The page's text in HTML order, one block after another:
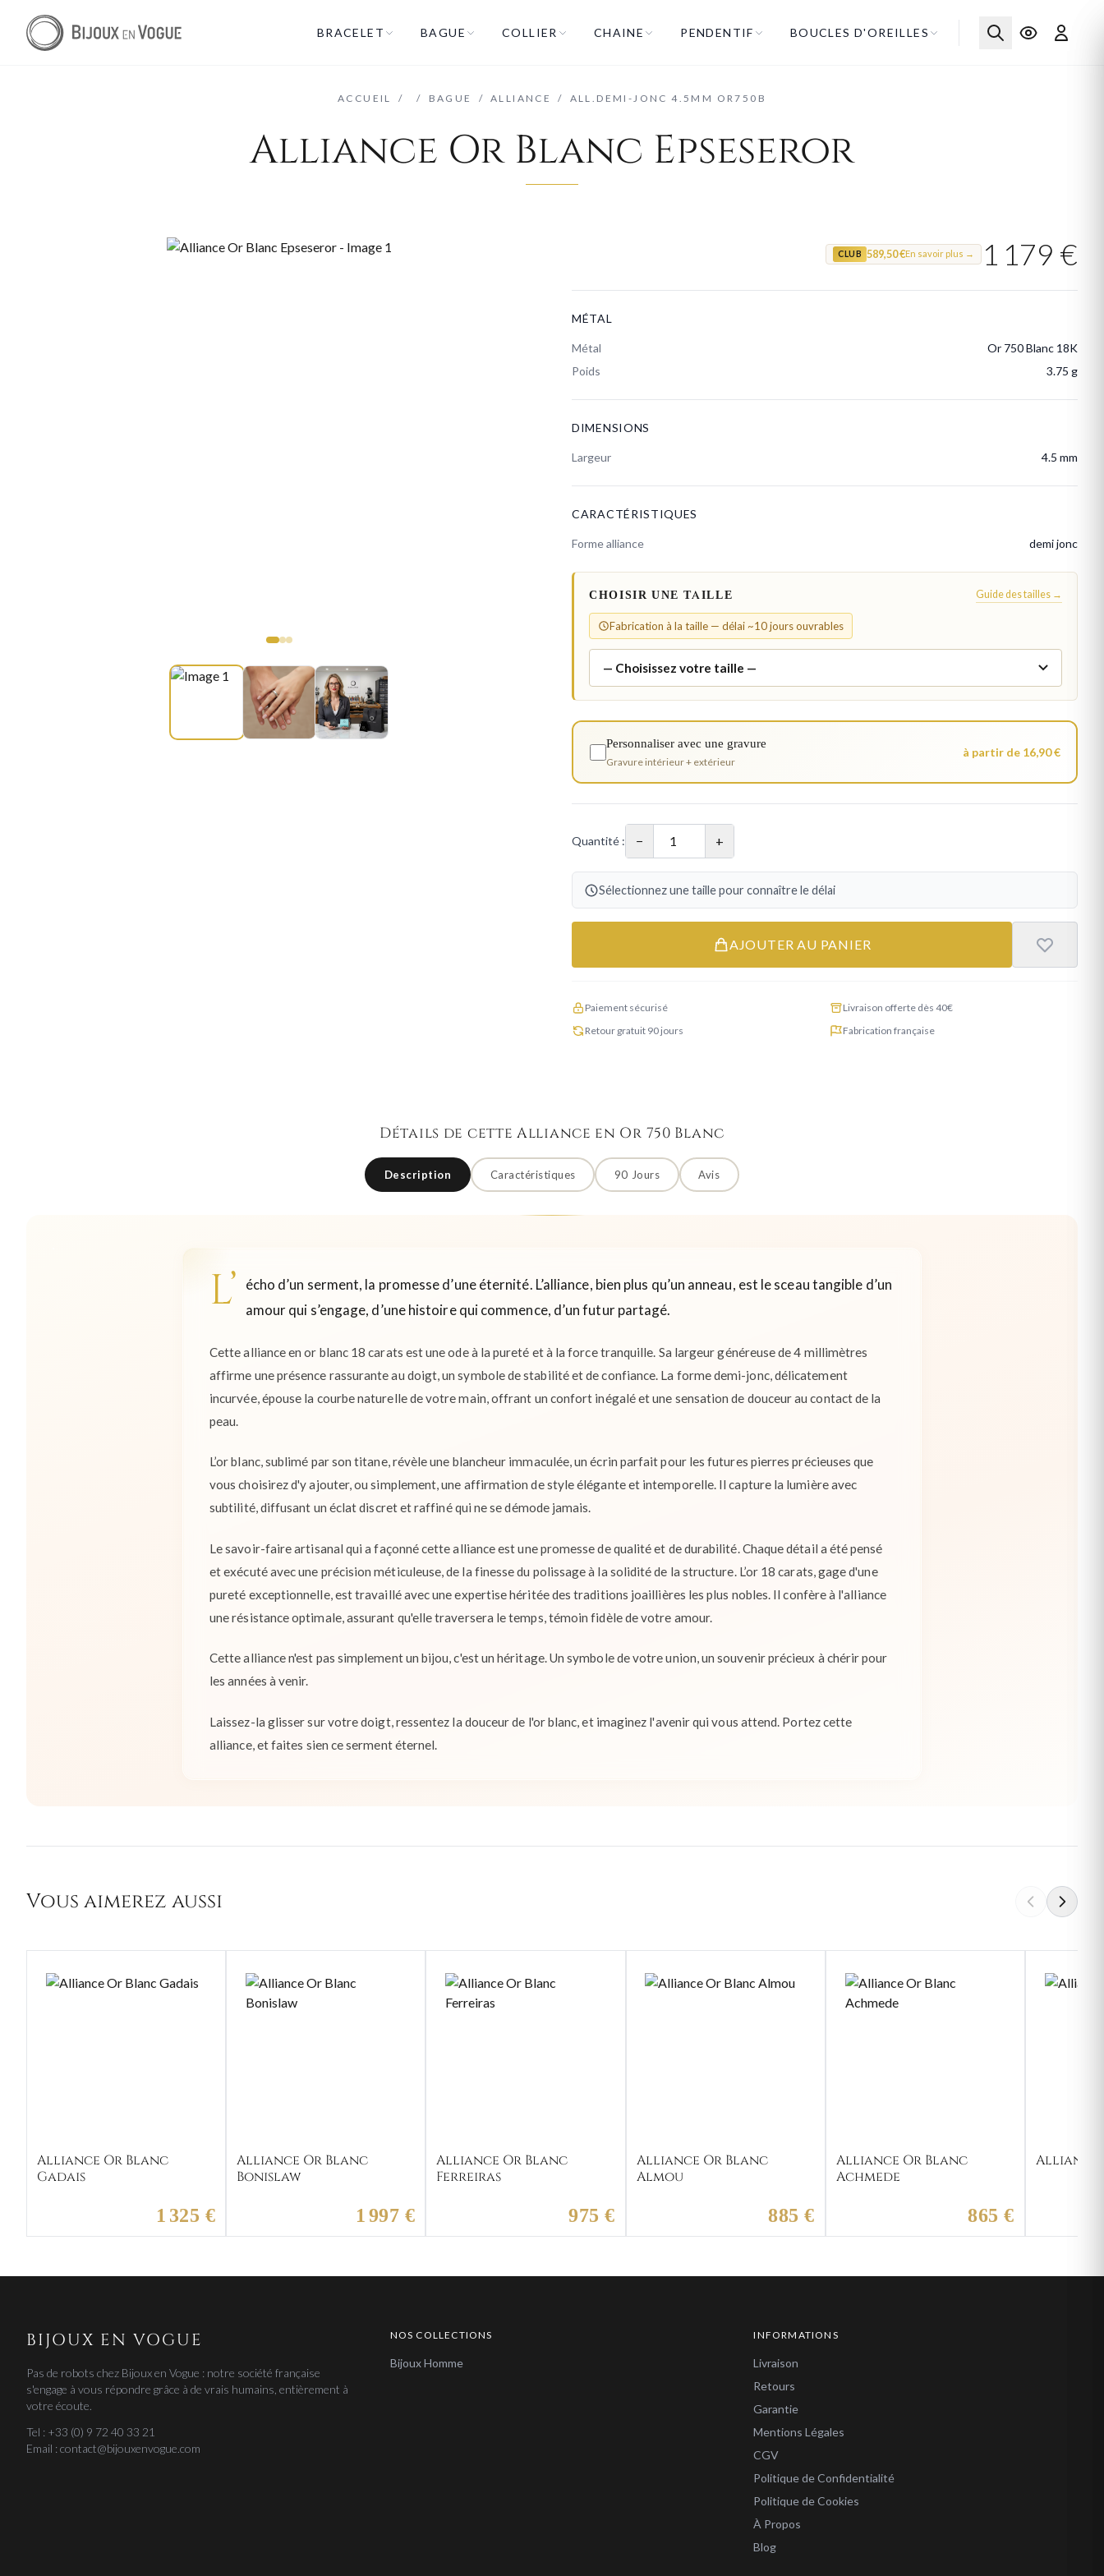
BRACELET BAGUE COLLIER CHAINE PENDENTIF BOUCLES D'OREILLES
ACCUEIL / / BAGUE / ALLIANCE / ALL.DEMI-JONC 4.5MM OR750B
Alliance Or Blanc Epseseror
CLUB 589,50 €En savoir plus → 1 179 €
MÉTAL
Métal
Or 750 Blanc 18K
Poids
3.75 g
DIMENSIONS
Largeur 4.5 mm
CARACTÉRISTIQUES
Forme alliance demi jonc
CHOISIR UNE TAILLE Guide des tailles →
Fabrication à la taille — délai ~10 jours ouvrables
Personnaliser avec une gravure
Gravure intérieur + extérieur
à partir de 16,90 €
Quantité : − +
Sélectionnez une taille pour connaître le délai
AJOUTER AU PANIER
Paiement sécurisé
Livraison offerte dès 40€
Retour gratuit 90 jours
Fabrication française
Détails de cette Alliance en Or 750 Blanc
Description Caractéristiques 90 Jours Avis
L’
écho d’un serment, la promesse d’une éternité. L’alliance, bien plus qu’un anneau, est le sceau tangible d’un
amour qui s’engage, d’une histoire qui commence, d’un futur partagé.
Cette alliance en or blanc 18 carats est une ode à la pureté et à la force tranquille. Sa largeur généreuse de 4 millimètres
affirme une présence rassurante au doigt, un symbole de stabilité et de confiance. La forme demi-jonc, délicatement
incurvée, épouse la courbe naturelle de votre main, offrant un confort inégalé et une sensation de douceur au contact de la
peau.
L’or blanc, sublimé par son titane, révèle une blancheur immaculée, un écrin parfait pour les futures pierres précieuses que
vous choisirez d'y ajouter, ou simplement, une affirmation de style élégante et intemporelle. Il capture la lumière avec
subtilité, diffusant un éclat discret et raffiné qui ne se démode jamais.
Le savoir-faire artisanal qui a façonné cette alliance est une promesse de qualité et de durabilité. Chaque détail a été pensé
et exécuté avec une précision méticuleuse, de la finesse du polissage à la solidité de la structure. L’or 18 carats, gage d'une
pureté exceptionnelle, est travaillé avec une expertise héritée des traditions joaillières les plus nobles. Il confère à l'alliance
une résistance optimale, assurant qu'elle traversera le temps, témoin fidèle de votre amour.
Cette alliance n'est pas simplement un bijou, c'est un héritage. Un symbole de votre union, un souvenir précieux à chérir pour
les années à venir.
Laissez-la glisser sur votre doigt, ressentez la douceur de l'or blanc, et imaginez l'avenir qui vous attend. Portez cette
alliance, et faites sien ce serment éternel.
Vous aimerez aussi
Alliance Or Blanc
Gadais
1 325 €
Alliance Or Blanc
Bonislaw
1 997 €
Alliance Or Blanc
Ferreiras
975 €
Alliance Or Blanc
Almou
885 €
Alliance Or Blanc
Achmede
865 €
Alliance
BIJOUX EN VOGUE
Pas de robots chez Bijoux en Vogue : notre société française
s'engage à vous répondre grâce à de vrais humains, entièrement à
votre écoute.
Tel : +33 (0) 9 72 40 33 21
Email : contact@bijouxenvogue.com
NOS COLLECTIONS
Bijoux Homme
INFORMATIONS
Livraison
Retours
Garantie
Mentions Légales
CGV
Politique de Confidentialité
Politique de Cookies
À Propos
Blog